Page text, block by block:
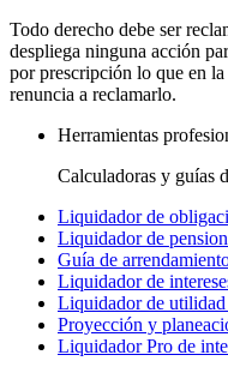
Todo derecho debe ser
despliega ninguna acción
por prescripción lo que en
renuncia a reclamarlo.
Herramientas
Calculadoras y guías
Liquidador de
Liquidador de
Guía de
Liquidador de
Liquidador de utilidad
Proyección y
Liquidador Pro de